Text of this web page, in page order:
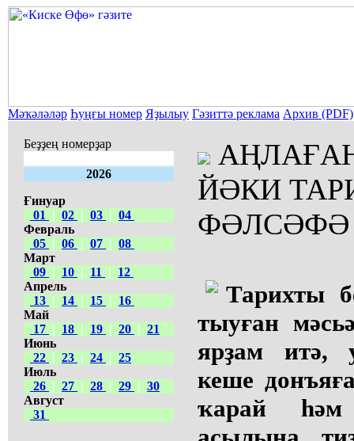
Мәҡәләләр Һуңғы номер Яҙылыу Гәзиттә реклама Архив (PDF)
Беҙҙең номерҙар
2026
Ғинуар
01
| 02 | 03 | 04
Февраль
05 | 06 | 07 | 08
Март
09 | 10 | 11 |
12
Апрель
13 | 14 | 15 |
16
Май
17 | 18 | 19 | 20 | 21
Июнь
22 | 23 | 24 | 25
Июль
26 | 27 | 28 | 29 | 30
Август
31
ЙӘКИ
ФӘЛСӘФӘ
Тарихты
тыуған
ярҙам итә,
кеше
ҡарай